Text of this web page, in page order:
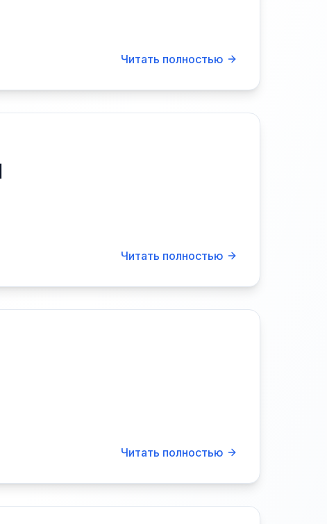
Читать полностью
Читать полностью
Читать полностью